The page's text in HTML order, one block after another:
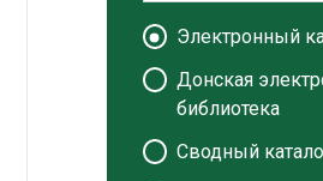
Электронный
Донская
библиотека
Сводный